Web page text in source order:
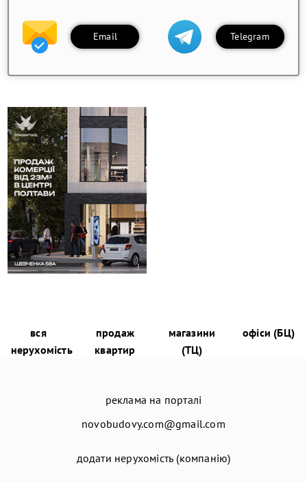
Email Telegram
вся
нерухомість
продаж
квартир
магазини
(ТЦ)
офіси (БЦ)
реклама на порталі
novobudovy.com@gmail.com
додати нерухомість (компанію)